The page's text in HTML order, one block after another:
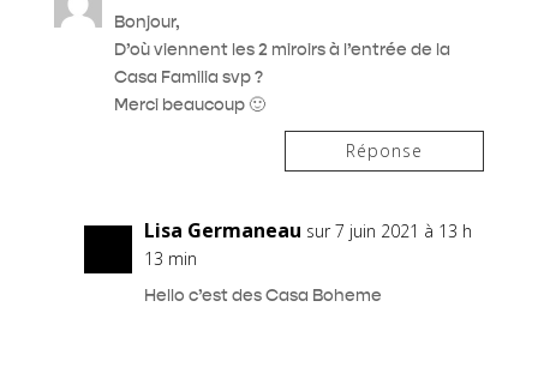
Bonjour,
D’où viennent les 2 miroirs à l’entrée de la
Casa Familia svp ?
Merci beaucoup 🙂
Réponse
Lisa Germaneau sur 7 juin 2021 à 13 h
13 min
Hello c’est des Casa Boheme